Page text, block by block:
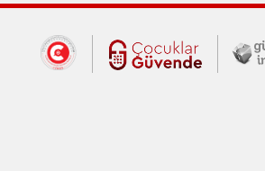
Dış Bağlantılar
Cumhurbaşkanlığı